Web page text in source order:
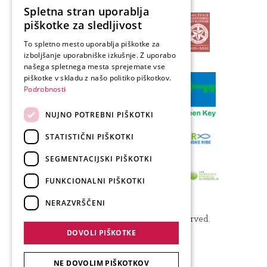
Produkcija: Forward
© 2024 Visit Kranj, All Rights Reserved.
SLOVENIAN
GERMAN
ITALIAN
Spletna stran uporablja
piškotke za sledljivost
To spletno mesto uporablja piškotke za
izboljšanje uporabniške izkušnje. Z uporabo
našega spletnega mesta sprejemate vse
piškotke v skladu z našo politiko piškotkov.
Podrobnosti
NUJNO POTREBNI PIŠKOTKI
STATISTIČNI PIŠKOTKI
SEGMENTACIJSKI PIŠKOTKI
FUNKCIONALNI PIŠKOTKI
NERAZVRŠČENI
DOVOLI PIŠKOTKE
NE DOVOLIM PIŠKOTKOV